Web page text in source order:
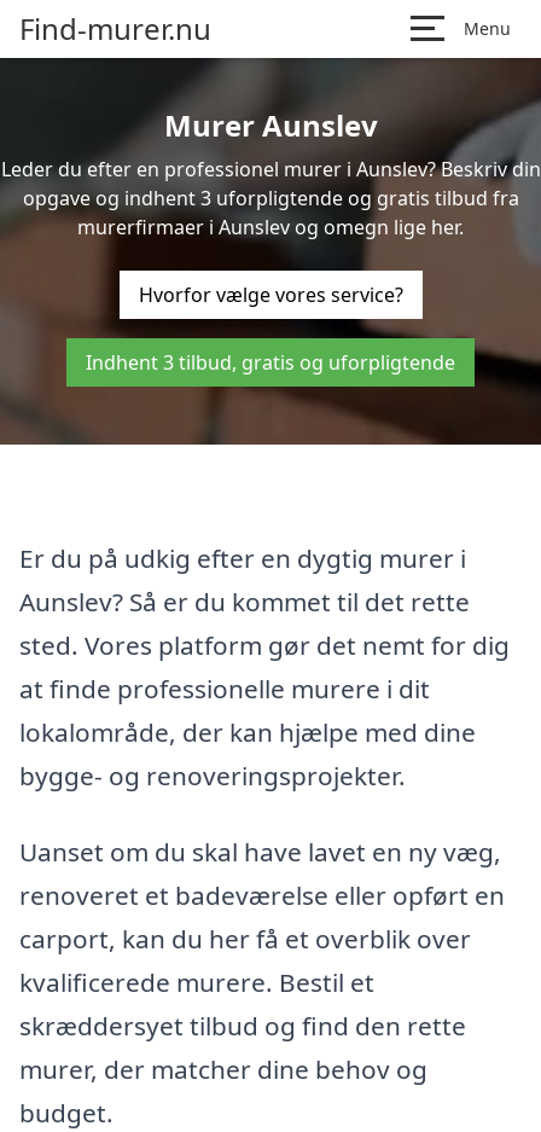
Find-murer.nu Menu
Murer Aunslev
Leder du efter en professionel murer i Aunslev? Beskriv din
opgave og indhent 3 uforpligtende og gratis tilbud fra
murerfirmaer i Aunslev og omegn lige her.
Hvorfor vælge vores service?
Indhent 3 tilbud, gratis og uforpligtende
Er du på udkig efter en dygtig murer i
Aunslev? Så er du kommet til det rette
sted. Vores platform gør det nemt for dig
at finde professionelle murere i dit
lokalområde, der kan hjælpe med dine
bygge- og renoveringsprojekter.
Uanset om du skal have lavet en ny væg,
renoveret et badeværelse eller opført en
carport, kan du her få et overblik over
kvalificerede murere. Bestil et
skræddersyet tilbud og find den rette
murer, der matcher dine behov og
budget.